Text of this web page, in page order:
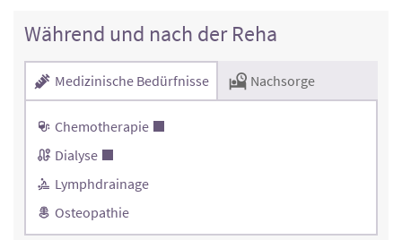
Während und nach der Reha
Medizinische Bedürfnisse Nachsorge
Chemotherapie
Dialyse
Lymphdrainage
Osteopathie